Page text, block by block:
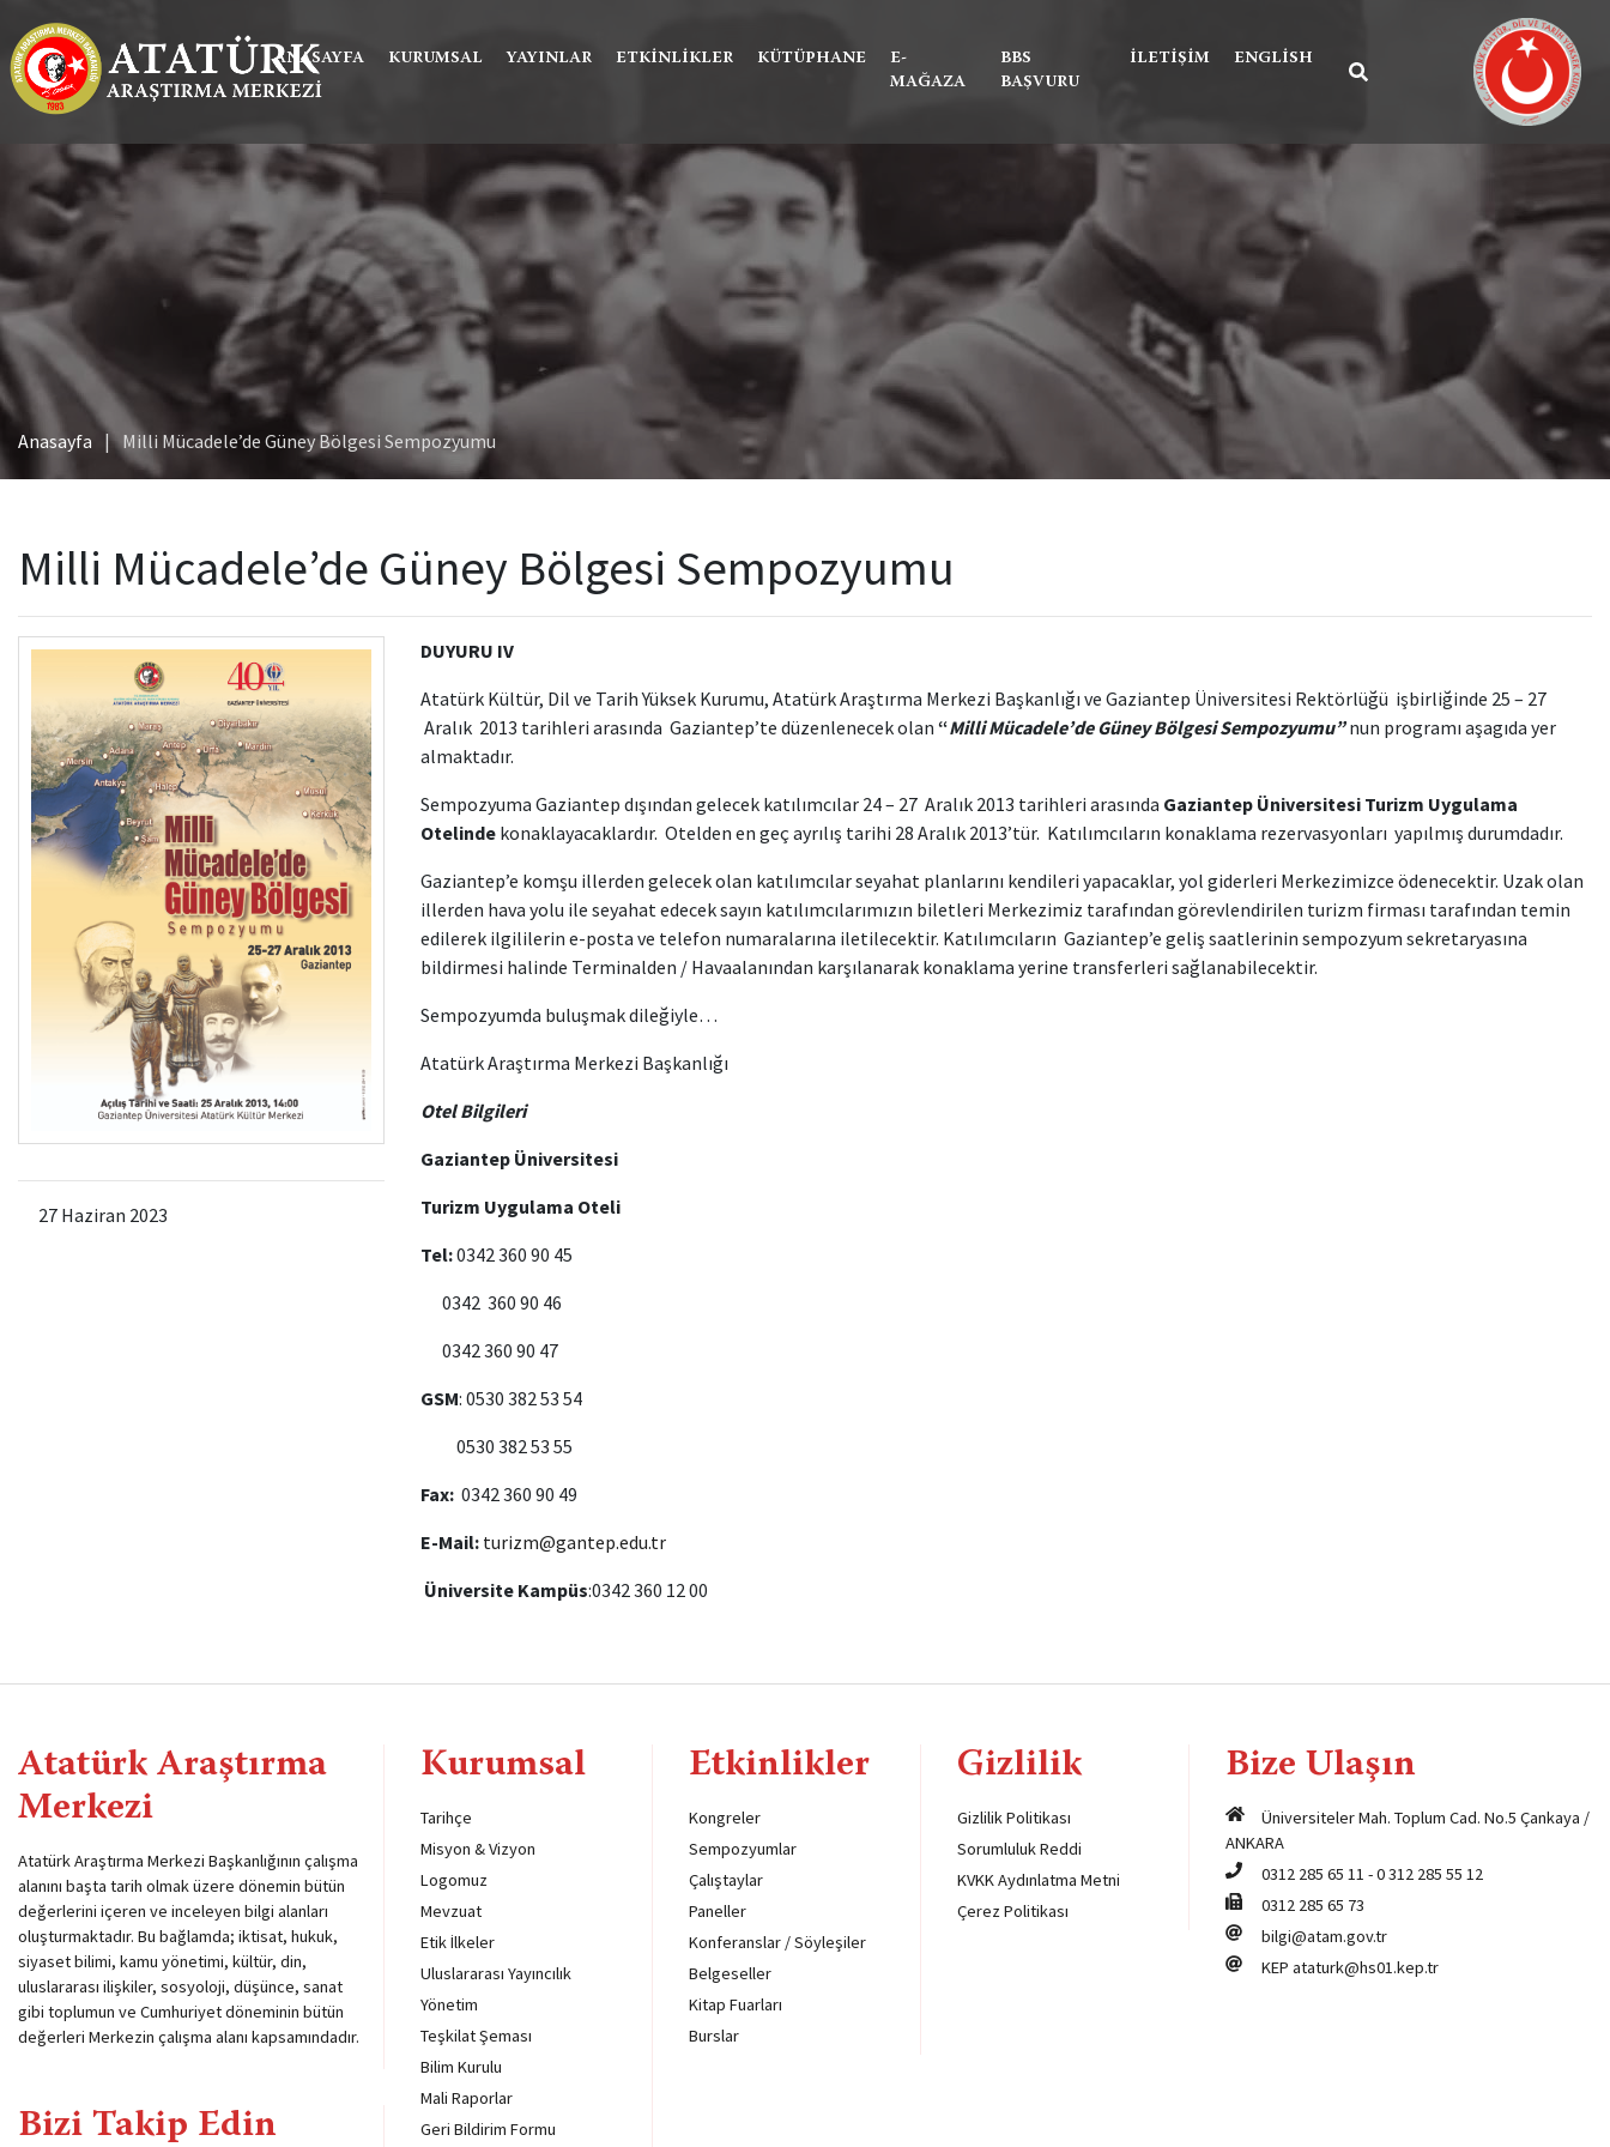
ANASAYFA KURUMSAL YAYINLAR ETKINLIKLER KÜTÜPHANE
E-
MAĞAZA
BBS
BAŞVURU
İLETIŞIM ENGLISH
Anasayfa Milli Mücadele’de Güney Bölgesi Sempozyumu
Milli Mücadele’de Güney Bölgesi Sempozyumu
27 Haziran 2023
DUYURU IV
Atatürk Kültür, Dil ve Tarih Yüksek Kurumu, Atatürk Araştırma Merkezi Başkanlığı ve Gaziantep Üniversitesi Rektörlüğü işbirliğinde 25 – 27
Aralık 2013 tarihleri arasında Gaziantep’te düzenlenecek olan “Milli Mücadele’de Güney Bölgesi Sempozyumu”nun programı aşagıda yer
almaktadır.
Sempozyuma Gaziantep dışından gelecek katılımcılar 24 – 27 Aralık 2013 tarihleri arasında Gaziantep Üniversitesi Turizm Uygulama
Otelinde konaklayacaklardır. Otelden en geç ayrılış tarihi 28 Aralık 2013’tür. Katılımcıların konaklama rezervasyonları yapılmış durumdadır.
Gaziantep’e komşu illerden gelecek olan katılımcılar seyahat planlarını kendileri yapacaklar, yol giderleri Merkezimizce ödenecektir. Uzak olan
illerden hava yolu ile seyahat edecek sayın katılımcılarımızın biletleri Merkezimiz tarafından görevlendirilen turizm firması tarafından temin
edilerek ilgililerin e-posta ve telefon numaralarına iletilecektir. Katılımcıların Gaziantep’e geliş saatlerinin sempozyum sekretaryasına
bildirmesi halinde Terminalden / Havaalanından karşılanarak konaklama yerine transferleri sağlanabilecektir.
Sempozyumda buluşmak dileğiyle…
Atatürk Araştırma Merkezi Başkanlığı
Otel Bilgileri
Gaziantep Üniversitesi
Turizm Uygulama Oteli
Tel:0342 360 90 45
0342 360 90 46
0342 360 90 47
GSM: 0530 382 53 54
0530 382 53 55
Fax: 0342 360 90 49
E-Mail: turizm@gantep.edu.tr
Üniversite Kampüs:0342 360 12 00
Atatürk Araştırma
Merkezi
Atatürk Araştırma Merkezi Başkanlığının çalışma
alanını başta tarih olmak üzere dönemin bütün
değerlerini içeren ve inceleyen bilgi alanları
oluşturmaktadır. Bu bağlamda; iktisat, hukuk,
siyaset bilimi, kamu yönetimi, kültür, din,
uluslararası ilişkiler, sosyoloji, düşünce, sanat
gibi toplumun ve Cumhuriyet döneminin bütün
değerleri Merkezin çalışma alanı kapsamındadır.
Bizi Takip Edin
Kurumsal
Tarihçe
Misyon & Vizyon
Logomuz
Mevzuat
Etik İlkeler
Uluslararası Yayıncılık
Yönetim
Teşkilat Şeması
Bilim Kurulu
Mali Raporlar
Geri Bildirim Formu
Etkinlikler
Kongreler
Sempozyumlar
Çalıştaylar
Paneller
Konferanslar / Söyleşiler
Belgeseller
Kitap Fuarları
Burslar
Gizlilik
Gizlilik Politikası
Sorumluluk Reddi
KVKK Aydınlatma Metni
Çerez Politikası
Bize Ulaşın
Üniversiteler Mah. Toplum Cad. No.5 Çankaya /
ANKARA
0312 285 65 11 -0 312 285 55 12
0312 285 65 73
bilgi@atam.gov.tr
KEP ataturk@hs01.kep.tr